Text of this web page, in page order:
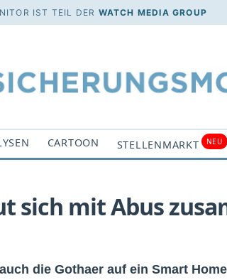
IST TEIL DER WATCH MEDIA GROUP
CARTOON STELLENMARKT NEU
sich mit Abus
die Gothaer auf ein Smart